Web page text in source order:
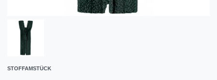
STOFFAMSTÜCK